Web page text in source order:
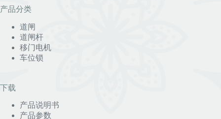
产品分类
道闸
道闸杆
移门电机
车位锁
下载
产品说明书
产品参数